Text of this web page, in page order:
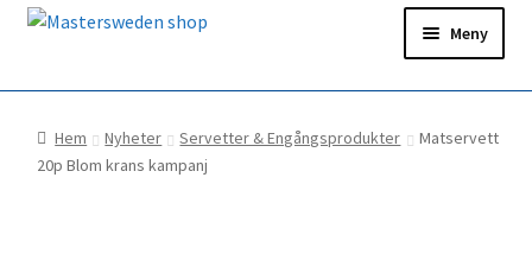
Hoppa
Hoppa
Meny
Hem
Ditt konto
Hem Nyheter Servetter & Engångsprodukter
Matservett
20p Blom krans kampanj